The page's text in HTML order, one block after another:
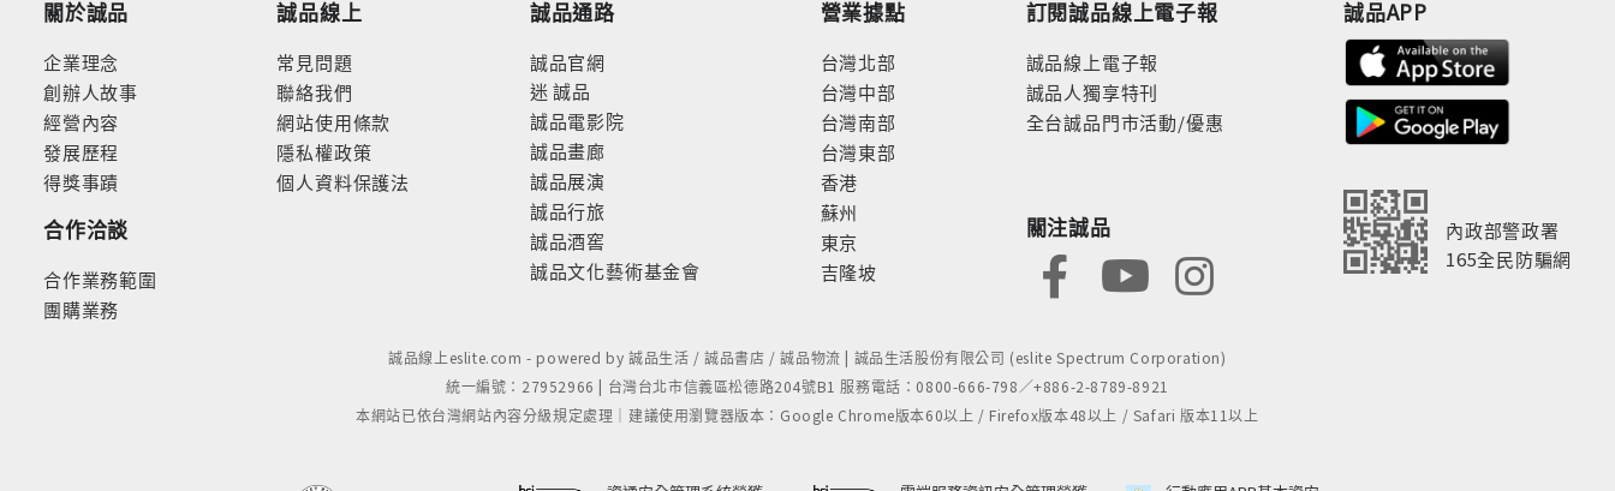
關於誠品
企業理念
創辦人故事
經營內容
發展歷程
得獎事蹟
合作洽談
合作業務範圍
團購業務
誠品線上
常見問題
聯絡我們
網站使用條款
隱私權政策
個人資料保護法
誠品通路
誠品官網
迷 誠品
誠品電影院
誠品畫廊
誠品展演
誠品行旅
誠品酒窖
誠品文化藝術基金會
營業據點
台灣北部
台灣中部
台灣南部
台灣東部
香港
蘇州
東京
吉隆坡
訂閱誠品線上電子報
誠品線上電子報
誠品人獨享特刊
全台誠品門市活動/優惠
關注誠品
誠品APP
內政部警政署
165全民防騙網
誠品線上eslite.com - powered by 誠品生活 / 誠品書店 / 誠品物流 | 誠品生活股份有限公司 (eslite Spectrum Corporation)
統一編號：27952966 | 台灣台北市信義區松德路204號B1 服務電話：0800-666-798／+886-2-8789-8921
本網站已依台灣網站內容分級規定處理｜建議使用瀏覽器版本：Google Chrome版本60以上 / Firefox版本48以上 / Safari 版本11以上